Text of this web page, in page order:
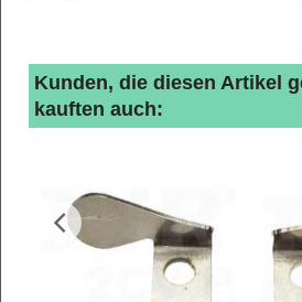
Kunden, die diesen Artikel
kauften auch: